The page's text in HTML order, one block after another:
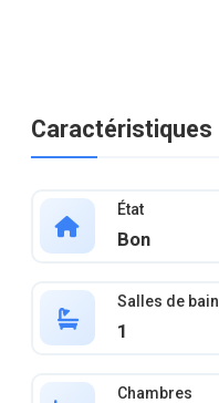
Caractéristiques
État
Bon
Salles de bain
1
Chambres